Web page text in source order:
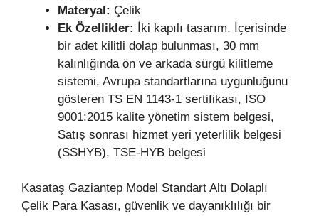
Materyal: Çelik
Ek Özellikler: İki kapılı tasarım, İçerisinde
bir adet kilitli dolap bulunması, 30 mm
kalınlığında ön ve arkada sürgü kilitleme
sistemi, Avrupa standartlarına uygunluğunu
gösteren TS EN 1143-1 sertifikası, ISO
9001:2015 kalite yönetim sistem belgesi,
Satış sonrası hizmet yeri yeterlilik belgesi
(SSHYB), TSE-HYB belgesi
Kasataş Gaziantep Model Standart Altı Dolaplı
Çelik Para Kasası, güvenlik ve dayanıklılığı bir